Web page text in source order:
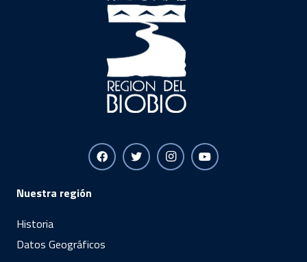
Nuestra región
Historia
Datos Geográficos